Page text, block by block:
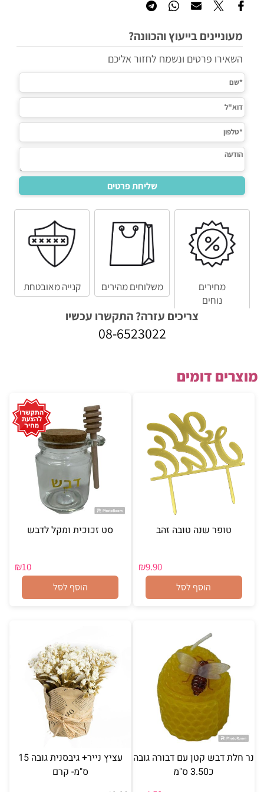
מעוניינים בייעוץ והכוונה?
השאירו פרטים ונשמח לחזור אליכם
מחירים
נוחים
משלוחים מהירים קנייה מאובטחת
צריכים עזרה? התקשרו עכשיו
08-6523022
מוצרים דומים
טופר שנה טובה זהב
₪9.90
הוסף לסל
סט זכוכית ומקל לדבש
₪10
הוסף לסל
נר חלת דבש קטן עם דבורה גובה
כ3.50 ס"מ
עציץ נייר+ גיבסנית גובה 15
ס"מ- קרם